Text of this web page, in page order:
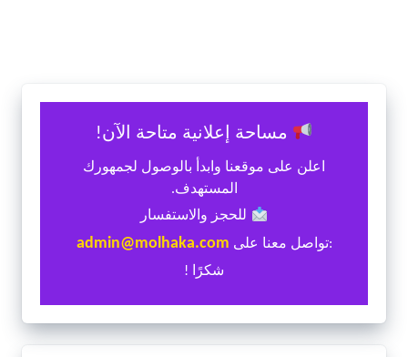
مساحة إعلانية متاحة الآن!
اعلن على موقعنا وابدأ بالوصول لجمهورك
المستهدف.
للحجز والاستفسار
:تواصل معنا على admin@molhaka.com
شكرًا !